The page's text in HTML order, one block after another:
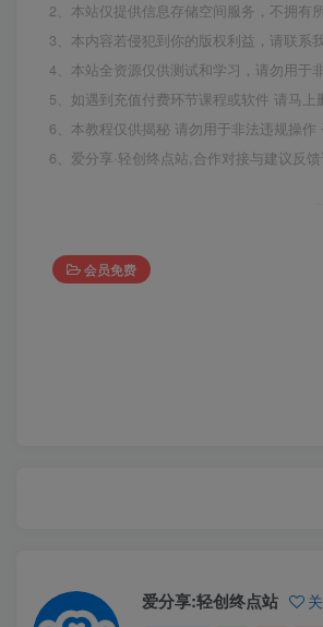
2、本站仅提供信息存储空间服务，不拥有
3、本内容若侵犯到你的版权利益，请联系
4、本站全资源仅供测试和学习，请勿用于
5、如遇到充值付费环节课程或软件 请马
6、本教程仅供揭秘 请勿用于非法违规操作
6、爱分享·轻创终点站,合作对接与建议反
会员免费
爱分享:轻创终点站